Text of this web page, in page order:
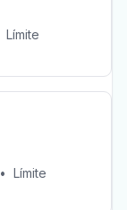
Límite
• Límite